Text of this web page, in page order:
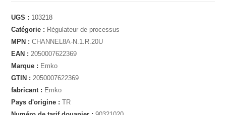
UGS : 103218
Catégorie : Régulateur de processus
MPN :CHANNEL8A-N.1.R.20U
EAN :2050007622369
Marque : Emko
GTIN :2050007622369
fabricant : Emko
Pays d'origine :TR